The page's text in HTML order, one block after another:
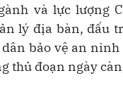
và lực lượng
lý địa bàn, đấu
bảo vệ an
thủ đoạn ngày